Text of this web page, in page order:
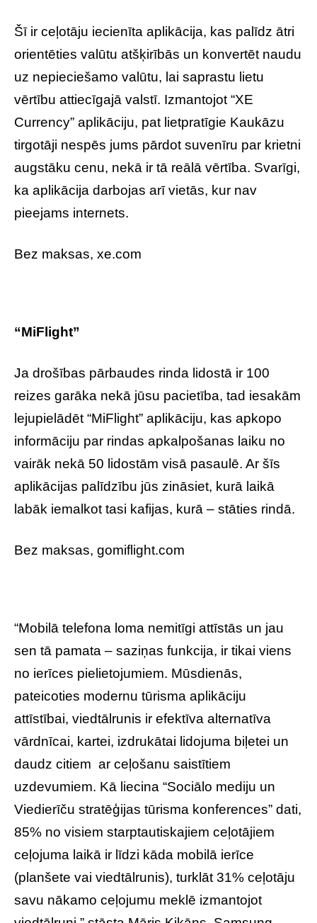
Šī ir ceļotāju iecienīta aplikācija, kas palīdz ātri
orientēties valūtu atšķirībās un konvertēt naudu
uz nepieciešamo valūtu, lai saprastu lietu
vērtību attiecīgajā valstī. Izmantojot “XE
Currency” aplikāciju, pat lietpratīgie Kaukāzu
tirgotāji nespēs jums pārdot suvenīru par krietni
augstāku cenu, nekā ir tā reālā vērtība. Svarīgi,
ka aplikācija darbojas arī vietās, kur nav
pieejams internets.
Bez maksas, xe.com
“MiFlight”
Ja drošības pārbaudes rinda lidostā ir 100
reizes garāka nekā jūsu pacietība, tad iesakām
lejupielādēt “MiFlight” aplikāciju, kas apkopo
informāciju par rindas apkalpošanas laiku no
vairāk nekā 50 lidostām visā pasaulē. Ar šīs
aplikācijas palīdzību jūs zināsiet, kurā laikā
labāk iemalkot tasi kafijas, kurā – stāties rindā.
Bez maksas, gomiflight.com
“Mobilā telefona loma nemitīgi attīstās un jau
sen tā pamata – saziņas funkcija, ir tikai viens
no ierīces pielietojumiem. Mūsdienās,
pateicoties modernu tūrisma aplikāciju
attīstībai, viedtālrunis ir efektīva alternatīva
vārdnīcai, kartei, izdrukātai lidojuma biļetei un
daudz citiem ar ceļošanu saistītiem
uzdevumiem. Kā liecina “Sociālo mediju un
Viedierīču stratēģijas tūrisma konferences” dati,
85% no visiem starptautiskajiem ceļotājiem
ceļojuma laikā ir līdzi kāda mobilā ierīce
(planšete vai viedtālrunis), turklāt 31% ceļotāju
savu nākamo ceļojumu meklē izmantojot